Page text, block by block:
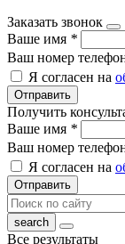
Заказать звонок
Ваше имя *
Ваш номер
Я согласен на
Отправить
Получить
Ваше имя *
Ваш номер
Я согласен на
Отправить
Все результаты